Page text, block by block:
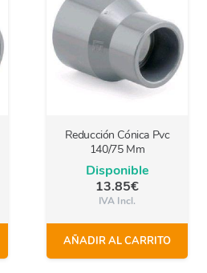
Reducción Cónica Pvc
140/75 Mm
Disponible
13.85€
IVA Incl.
AÑADIR AL CARRITO